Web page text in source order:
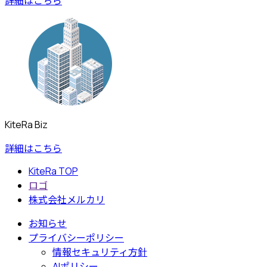
KiteRa Biz
詳細はこちら
KiteRa TOP
ロゴ
株式会社メルカリ
お知らせ
プライバシーポリシー
情報セキュリティ方針